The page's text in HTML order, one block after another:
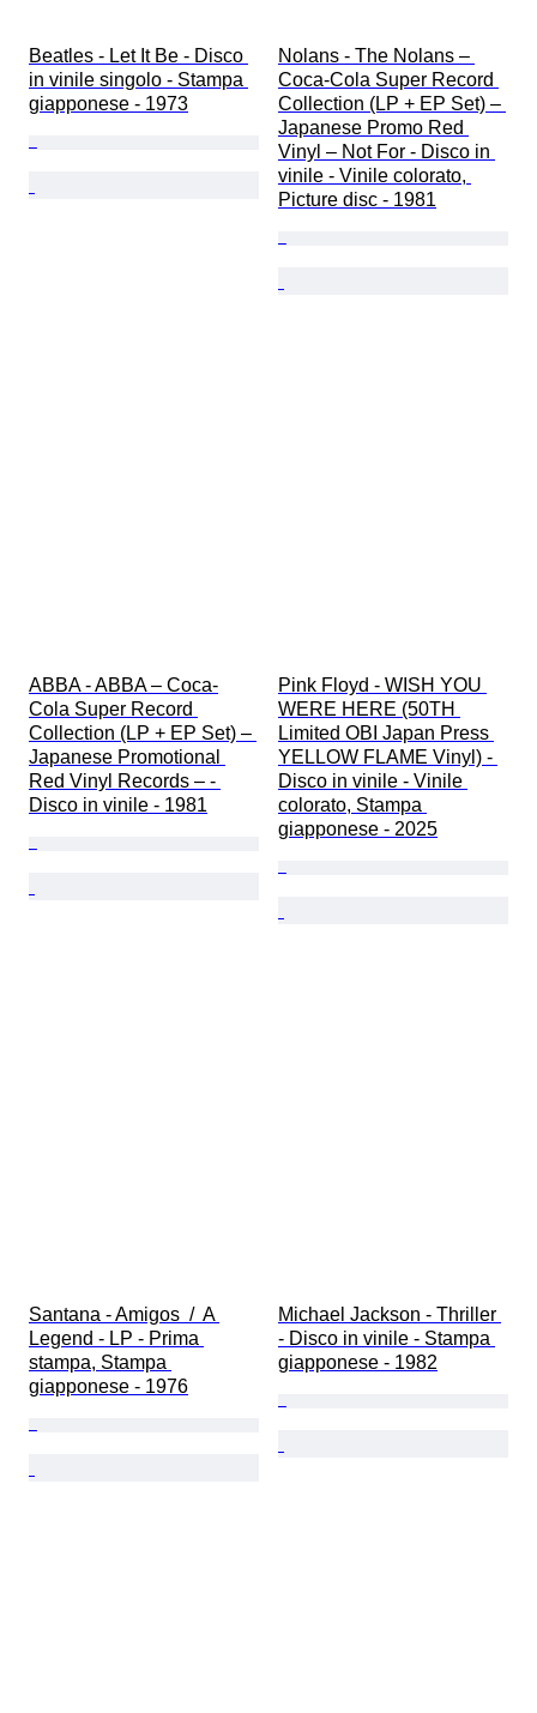
Beatles - Let It Be - Disco
in vinile singolo - Stampa
giapponese - 1973
Nolans - The Nolans –
Coca-Cola Super Record
Collection (LP + EP Set) –
Japanese Promo Red
Vinyl – Not For - Disco in
vinile - Vinile colorato,
Picture disc - 1981
ABBA - ABBA – Coca-
Cola Super Record
Collection (LP + EP Set) –
Japanese Promotional
Red Vinyl Records – -
Disco in vinile - 1981
Pink Floyd - WISH YOU
WERE HERE (50TH
Limited OBI Japan Press
YELLOW FLAME Vinyl) -
Disco in vinile - Vinile
colorato, Stampa
giapponese - 2025
Santana - Amigos  /  A
Legend - LP - Prima
stampa, Stampa
giapponese - 1976
Michael Jackson - Thriller
- Disco in vinile - Stampa
giapponese - 1982